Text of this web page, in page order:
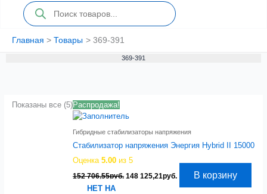
Поиск
товаров
Главная Товары 369-391
369-391
Показаны все (5)Распродажа!
Гибридные стабилизаторы напряжения
Стабилизатор напряжения Энергия Hybrid II 15000
Оценка5.00 из 5
152 706,55руб. Первоначальная
148 125,21руб. ТекущаяВ корзину
НЕТ НА